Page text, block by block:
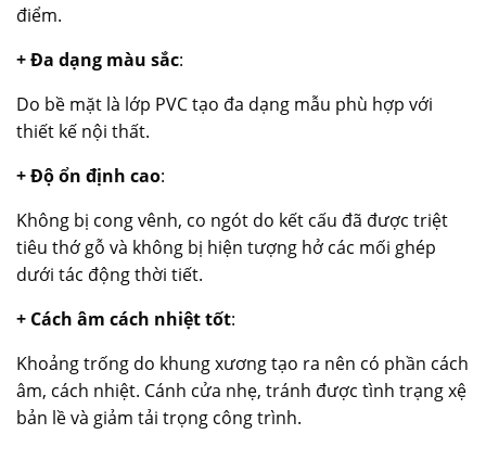
điểm.
+ Đa dạng màu sắc:
Do bề mặt là lớp PVC tạo đa dạng mẫu phù hợp với
thiết kế nội thất.
+ Độ ổn định cao:
Không bị cong vênh, co ngót do kết cấu đã được triệt
tiêu thớ gỗ và không bị hiện tượng hở các mối ghép
dưới tác động thời tiết.
+ Cách âm cách nhiệt tốt:
Khoảng trống do khung xương tạo ra nên có phần cách
âm, cách nhiệt. Cánh cửa nhẹ, tránh được tình trạng xệ
bản lề và giảm tải trọng công trình.